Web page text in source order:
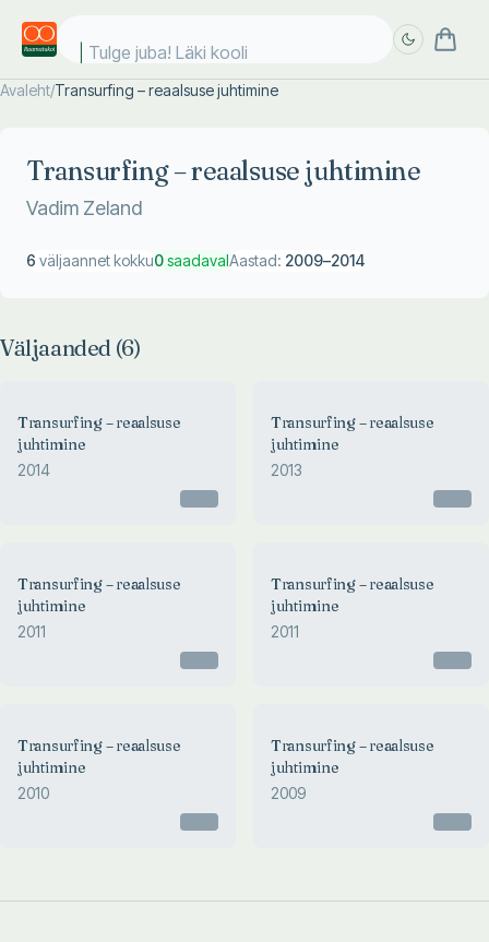
Tulge juba! Läki kooli!
Avaleht/Transurfing – reaalsuse juhtimine
Transurfing – reaalsuse juhtimine
Vadim Zeland
6 väljaannet kokku0saadavalAastad: 2009–2014
Väljaanded (6)
Transurfing – reaalsuse
juhtimine
2014
Transurfing – reaalsuse
juhtimine
2013
Transurfing – reaalsuse
juhtimine
2011
Transurfing – reaalsuse
juhtimine
2011
Transurfing – reaalsuse
juhtimine
2010
Transurfing – reaalsuse
juhtimine
2009